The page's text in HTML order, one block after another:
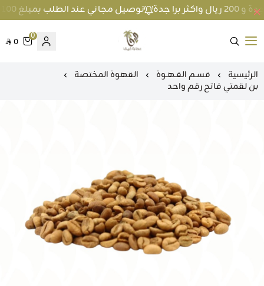
توصيل مجاني عند الطلب بمبلغ 100 ريال واكثر داخل جدة و 200 ريال واكثر برا جدة
متجر عطارة فيفا
0
0
الرئيسية قسـم القـهـوة
القهوة المختصة
بن لقمتي فاتح رقم واحد